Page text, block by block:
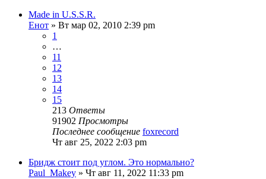
Made in U.S.S.R.
Енот » Вт мар 02, 2010 2:39 pm
1
…
11
12
13
14
15
213 Ответы
91902 Просмотры
Последнее сообщение foxrecord
Чт авг 25, 2022 2:03 pm
Бридж стоит под углом. Это нормально?
Paul_Makey » Чт авг 11, 2022 11:33 pm